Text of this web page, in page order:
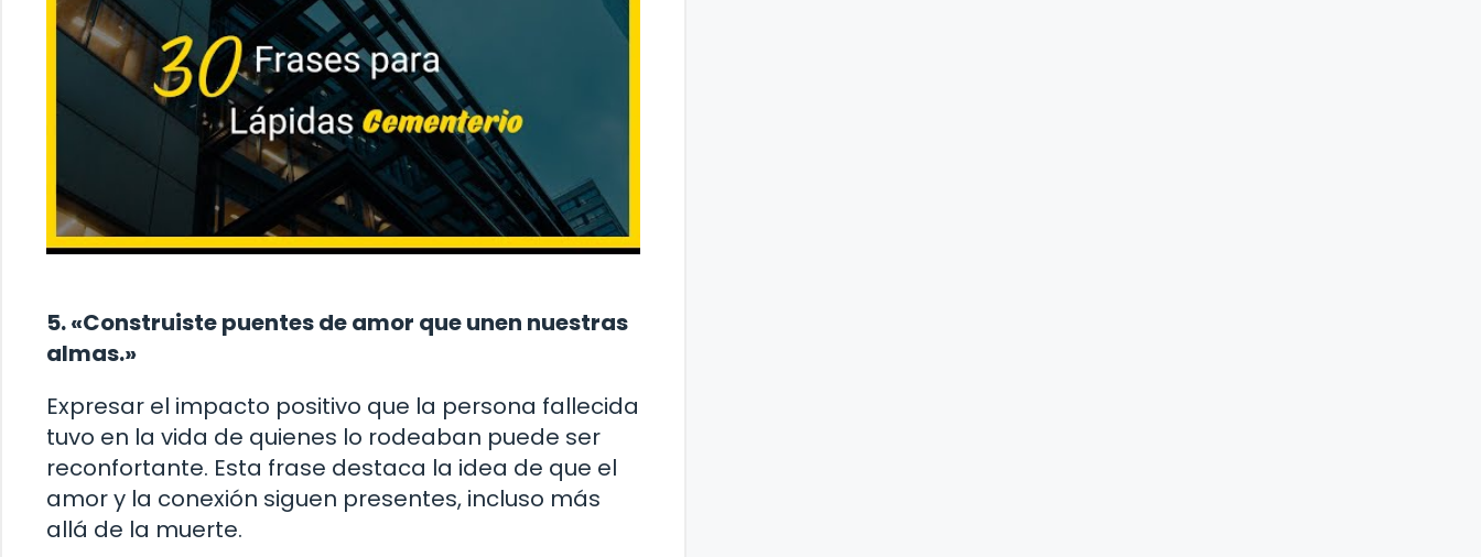
5. «Construiste puentes de amor que unen nuestras
almas.»
Expresar el impacto positivo que la persona fallecida
tuvo en la vida de quienes lo rodeaban puede ser
reconfortante. Esta frase destaca la idea de que el
amor y la conexión siguen presentes, incluso más
allá de la muerte.